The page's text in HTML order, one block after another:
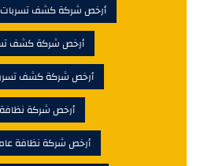
أرخص شركة كشف تسربات
أرخص شركة كشف
أرخص شركة كشف
أرخص شركة
أرخص شركة نظافة